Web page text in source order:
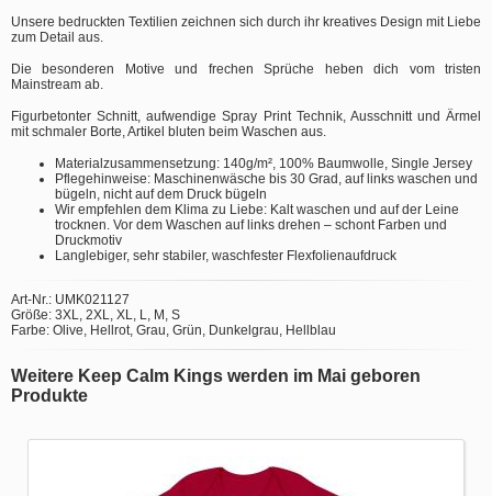
Unsere bedruckten Textilien zeichnen sich durch ihr kreatives Design mit Liebe
zum Detail aus.
Die besonderen Motive und frechen Sprüche heben dich vom tristen
Mainstream ab.
Figurbetonter Schnitt, aufwendige Spray Print Technik, Ausschnitt und Ärmel
mit schmaler Borte, Artikel bluten beim Waschen aus.
Materialzusammensetzung: 140g/m², 100% Baumwolle, Single Jersey
Pflegehinweise: Maschinenwäsche bis 30 Grad, auf links waschen und
bügeln, nicht auf dem Druck bügeln
Wir empfehlen dem Klima zu Liebe: Kalt waschen und auf der Leine
trocknen. Vor dem Waschen auf links drehen – schont Farben und
Druckmotiv
Langlebiger, sehr stabiler, waschfester Flexfolienaufdruck
Art-Nr.: UMK021127
Größe: 3XL, 2XL, XL, L, M, S
Farbe: Olive, Hellrot, Grau, Grün, Dunkelgrau, Hellblau
Weitere Keep Calm Kings werden im Mai geboren
Produkte